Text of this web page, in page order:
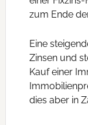
zum Ende
Eine
Zinsen und
Kauf einer
dies aber in